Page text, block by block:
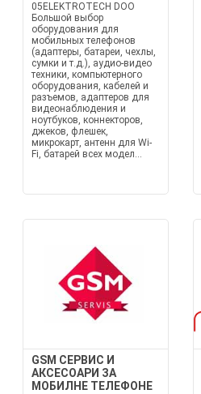
05ELEKTROTECH DOO
Большой выбор
оборудования для
мобильных телефонов
(адаптеры, батареи, чехлы,
сумки и т.д.), аудио-видео
техники, компьютерного
оборудования, кабелей и
разъемов, адаптеров для
видеонаблюдения и
ноутбуков, коннекторов,
джеков, флешек,
микрокарт, антенн для Wi-
Fi, батарей всех модел...
GSM СЕРВИС И
АКСЕСОАРИ ЗА
МОБИЛНЕ ТЕЛЕФОНЕ